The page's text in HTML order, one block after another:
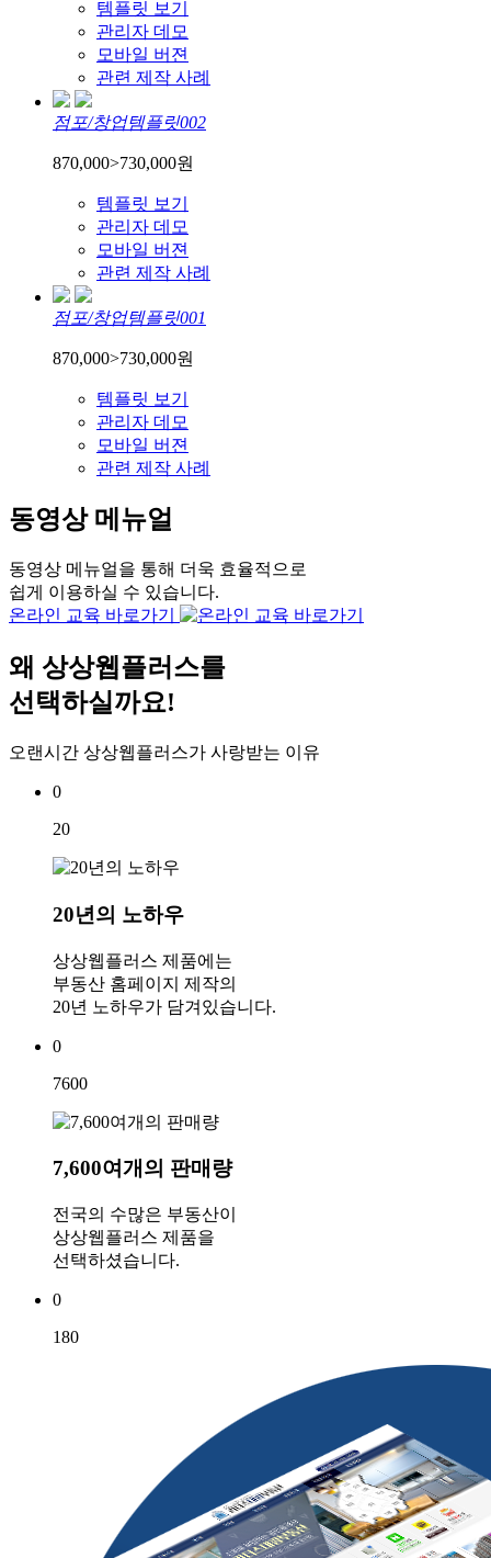
템플릿 보기
관리자 데모
모바일 버젼
관련 제작 사례
점포/창업템플릿002
870,000>730,000원
템플릿 보기
관리자 데모
모바일 버젼
관련 제작 사례
점포/창업템플릿001
870,000>730,000원
템플릿 보기
관리자 데모
모바일 버젼
관련 제작 사례
동영상 메뉴얼
동영상 메뉴얼을 통해 더욱 효율적으로
쉽게 이용하실 수 있습니다.
온라인 교육 바로가기
왜 상상웹플러스를
선택하실까요!
오랜시간 상상웹플러스가 사랑받는 이유
0
20
20년의 노하우
상상웹플러스 제품에는
부동산 홈페이지 제작의
20년 노하우가 담겨있습니다.
0
7600
7,600여개의 판매량
전국의 수많은 부동산이
상상웹플러스 제품을
선택하셨습니다.
0
180